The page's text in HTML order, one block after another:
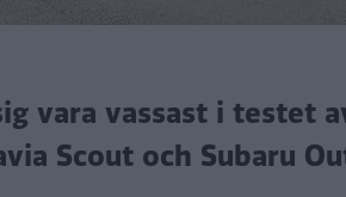
vara vassast i testet
Scout och Subaru